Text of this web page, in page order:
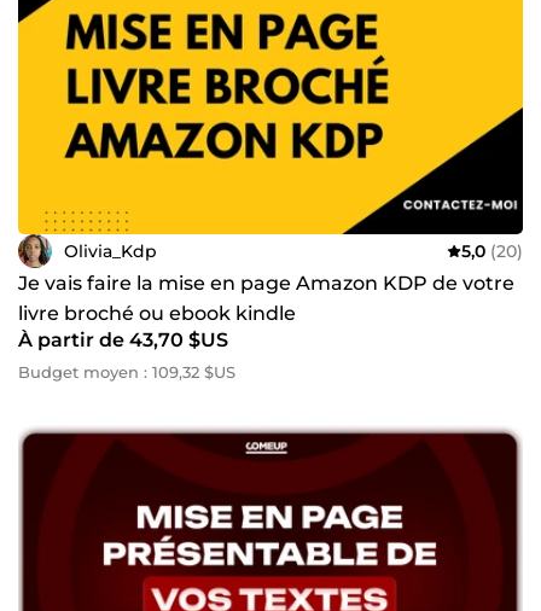
Olivia_Kdp 5,0 (20)
Je vais faire la mise en page Amazon KDP de votre
livre broché ou ebook kindle
À partir de 43,70 $US
Budget moyen : 109,32 $US